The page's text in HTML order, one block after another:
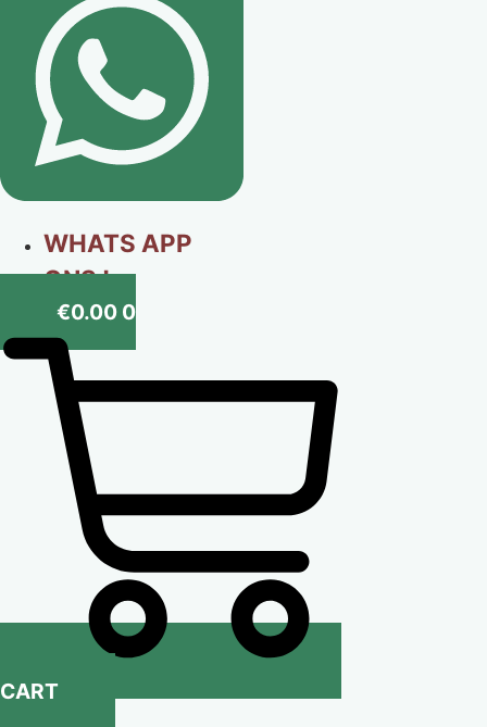
WHATS APP
ONS !
€0.00 0
CART